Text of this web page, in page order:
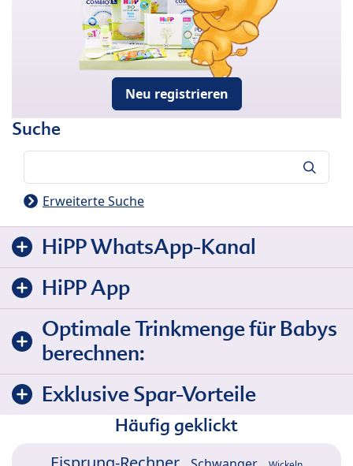
Neu registrieren
Suche
Erweiterte Suche
HiPP WhatsApp-Kanal
HiPP App
Optimale Trinkmenge für Babys
berechnen:
Exklusive Spar-Vorteile
Häufig geklickt